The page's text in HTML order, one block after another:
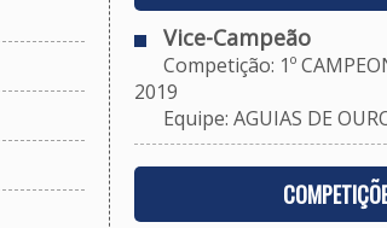
Vice-Campeão
Competição: 1º
2019
Equipe: AGUIAS DE